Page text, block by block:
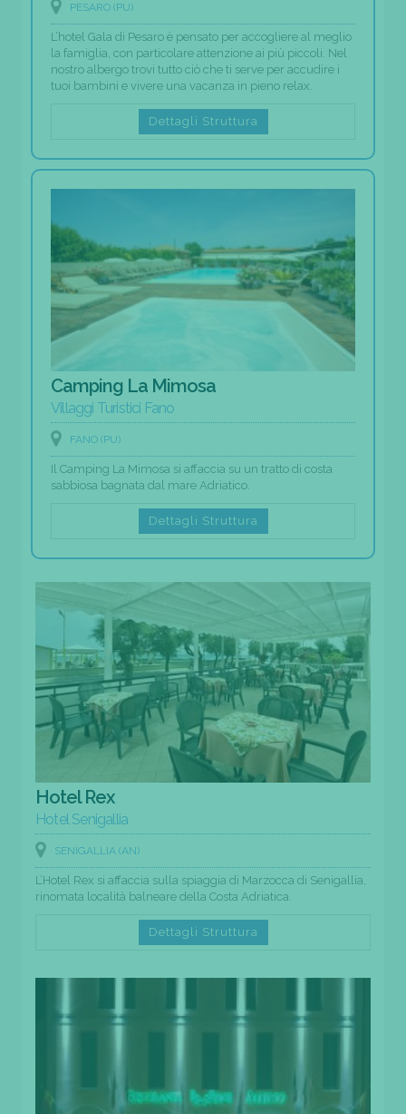
PESARO (PU)
L’hotel Gala di Pesaro è pensato per accogliere al meglio
la famiglia, con particolare attenzione ai più piccoli. Nel
nostro albergo trovi tutto ciò che ti serve per accudire i
tuoi bambini e vivere una vacanza in pieno relax.
Dettagli Struttura
Camping La Mimosa
Villaggi Turistici Fano
FANO (PU)
Il Camping La Mimosa si affaccia su un tratto di costa
sabbiosa bagnata dal mare Adriatico.
Dettagli Struttura
Hotel Rex
Hotel Senigallia
SENIGALLIA (AN)
L’Hotel Rex si affaccia sulla spiaggia di Marzocca di Senigallia,
rinomata località balneare della Costa Adriatica.
Dettagli Struttura